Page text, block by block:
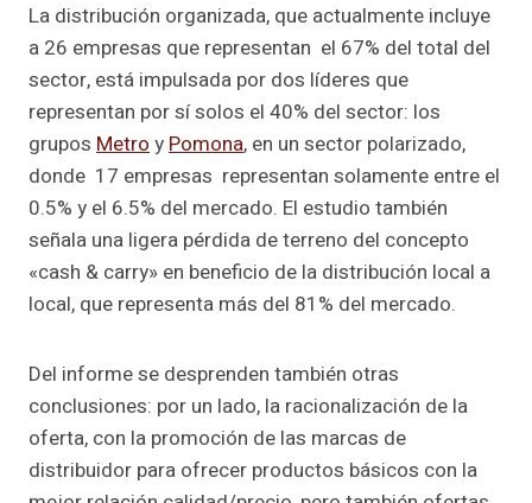
La distribución organizada, que actualmente incluye
a 26 empresas que representan el 67% del total del
sector, está impulsada por dos líderes que
representan por sí solos el 40% del sector: los
grupos MetroyPomona, en un sector polarizado,
donde 17 empresas representan solamente entre el
0.5% y el 6.5% del mercado. El estudio también
señala una ligera pérdida de terreno del concepto
«cash & carry» en beneficio de la distribución local a
local, que representa más del 81% del mercado.
Del informe se desprenden también otras
conclusiones: por un lado, la racionalización de la
oferta, con la promoción de las marcas de
distribuidor para ofrecer productos básicos con la